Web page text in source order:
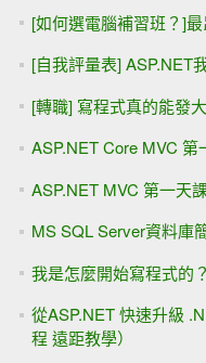
[如何選電腦補習班？]最
[自我評量表] ASP.NET
[轉職] 寫程式真的能發
ASP.NET Core MVC 第
ASP.NET MVC 第一天
MS SQL Server資料庫
我是怎麼開始寫程式的？
從ASP.NET 快速升級
程 遠距教學）